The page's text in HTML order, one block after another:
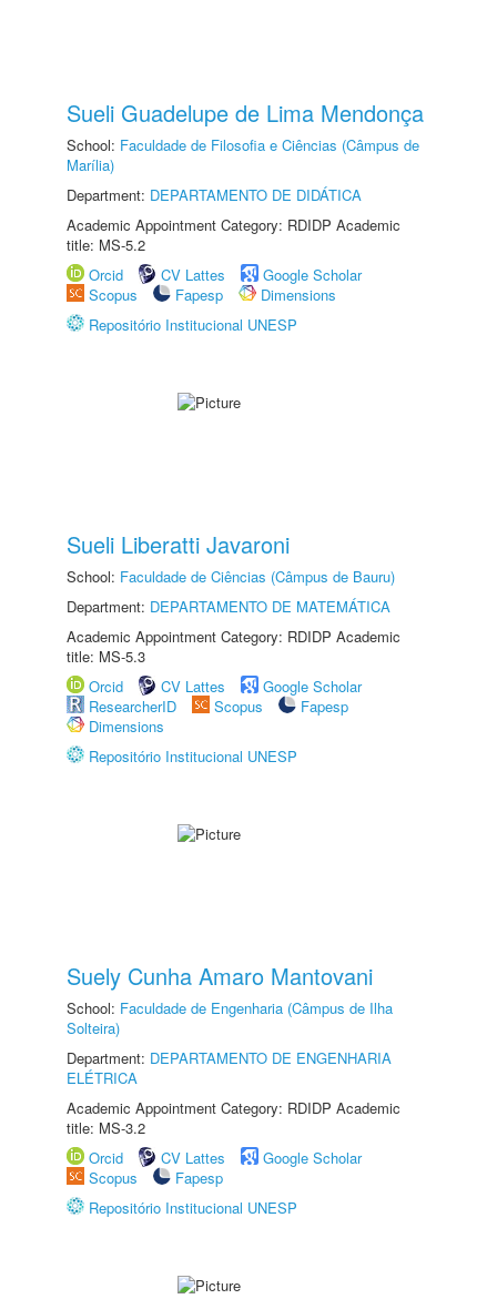
Sueli Guadelupe de Lima Mendonça
School: Faculdade de Filosofia e Ciências (Câmpus de
Marília)
Department: DEPARTAMENTO DE DIDÁTICA
Academic Appointment Category: RDIDP Academic
title: MS-5.2
Orcid
CV Lattes
Google Scholar
Scopus
Fapesp
Dimensions
Repositório Institucional UNESP
Sueli Liberatti Javaroni
School: Faculdade de Ciências (Câmpus de Bauru)
Department: DEPARTAMENTO DE MATEMÁTICA
Academic Appointment Category: RDIDP Academic
title: MS-5.3
Orcid
CV Lattes
Google Scholar
ResearcherID
Scopus
Fapesp
Dimensions
Repositório Institucional UNESP
Suely Cunha Amaro Mantovani
School: Faculdade de Engenharia (Câmpus de Ilha
Solteira)
Department: DEPARTAMENTO DE ENGENHARIA
ELÉTRICA
Academic Appointment Category: RDIDP Academic
title: MS-3.2
Orcid
CV Lattes
Google Scholar
Scopus
Fapesp
Repositório Institucional UNESP